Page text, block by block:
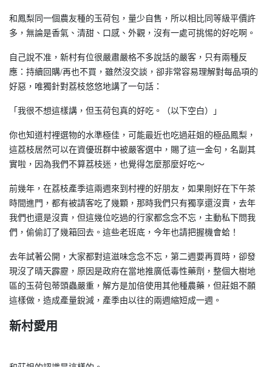
和鳳梨同一個農友種的玉荷包，量少自售，所以相比同等級平價許
多，無論是香氣、清甜、口感、外觀，沒有一處可挑惕的好吃啊。
自己說不准，新村有位很嚴肅嚴格不多說話的嚴客，只有兩種反
應：持續回購/再也不買，雖然沒交談，卻非常容易理解對每品項的
好惡，唯獨針對荔枝悠悠地講了一句話：
「我很不想這樣講，但玉荷包真的好吃。（以下空白）」
你也知道村裡選物的水準極佳，可能最近也吃過莊姐的極品鳳梨，
這荔枝居然可以在資優班群中被嚴客選中，賜了這一金句，名副其
實啦，因為我們不算荔枝迷，也覺得怎麼那麼好吃～
前幾年，在荔枝產季這兩週來到村裡的好朋友，如果剛好在下午茶
時間進門，都有被請客吃了幾顆，那時我們只有獨享還沒賣，去年
我們也還是沒賣，但這幾位吃過的行家都念念不忘，主動私下問我
們，偷偷訂了幾箱回去。這些老班底，今年也請把握機會蛤！
去年試著公開，大家都對這滋味念念不忘，第二週要再買時，卻發
現沒了晴天霹靂，原因是政府在當地推廣低毒性藥劑，整個大樹地
區的玉荷包蒂頭蟲嚴重，解方是加倍使用其他種農藥，但莊姐不願
這樣做，造成產量銳減，產季由以往的兩週縮短成一週。
新村愛用